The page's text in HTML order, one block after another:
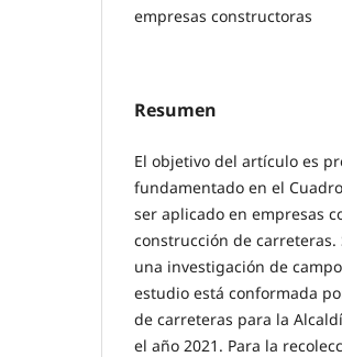
empresas constructoras
Resumen
El objetivo del artículo es
fundamentado en el
ser aplicado en empresas
construcción de
una investigación de
estudio está conformada
de carreteras para la
el año 2021. Para la